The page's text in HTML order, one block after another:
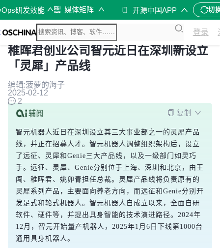
研发效能 媒体矩阵 开源中国APP 切
登录
稚晖君创业公司智元近日在深圳新设立
「灵犀」产品线
编辑:菠萝的海子
2025-02-12
2
复制
智元机器人近日在深圳设立其三大事业部之一的灵犀产品
线，并正在招募人才。智元机器人调整组织架构后，设立
了远征、灵犀和Genie三大产品线，以及一级部门如灵巧
手。远征、灵犀、Genie分别位于上海、深圳和北京，由王
闯、稚晖君、姚卯青担任总裁。灵犀产品线将负责原有的
灵犀系列产品，主要面向养老方向，而远征和Genie分别开
发足式和轮式机器人。智元机器人自成立以来，全面自研
软件、硬件等，并提出具身智能的技术演进路径。2024年
12月，智元开始量产机器人，2025年1月6日下线第1000台
通用具身机器人。